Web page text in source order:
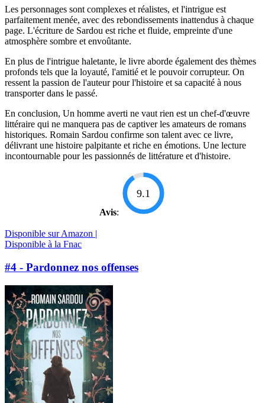
Les personnages sont complexes et réalistes, et l'intrigue est
parfaitement menée, avec des rebondissements inattendus à chaque
page. L'écriture de Sardou est riche et fluide, empreinte d'une
atmosphère sombre et envoûtante.
En plus de l'intrigue haletante, le livre aborde également des thèmes
profonds tels que la loyauté, l'amitié et le pouvoir corrupteur. On
ressent la passion de l'auteur pour l'histoire et sa capacité à nous
transporter dans le passé.
En conclusion, Un homme averti ne vaut rien est un chef-d'œuvre
littéraire qui ne manquera pas de captiver les amateurs de romans
historiques. Romain Sardou confirme son talent avec ce livre,
délivrant une histoire palpitante et riche en émotions. Une lecture
incontournable pour les passionnés de littérature et d'histoire.
Avis:
9.1
Disponible sur Amazon |
Disponible à la Fnac
#4 - Pardonnez nos offenses